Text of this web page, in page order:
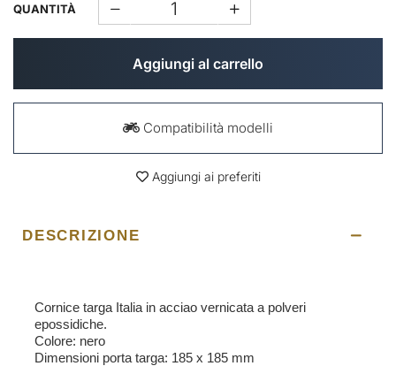
QUANTITÀ
Aggiungi al carrello
Compatibilità modelli
Aggiungi ai preferiti
DESCRIZIONE
Cornice targa Italia in acciao vernicata a polveri
epossidiche.
Colore: nero
Dimensioni porta targa: 185 x 185 mm